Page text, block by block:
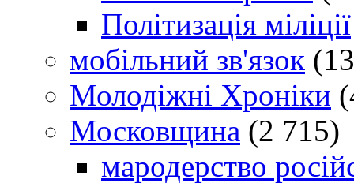
Політизація міліції
мобільний зв'язок
Молодіжні Хроніки
Московщина (2 715)
мародерство